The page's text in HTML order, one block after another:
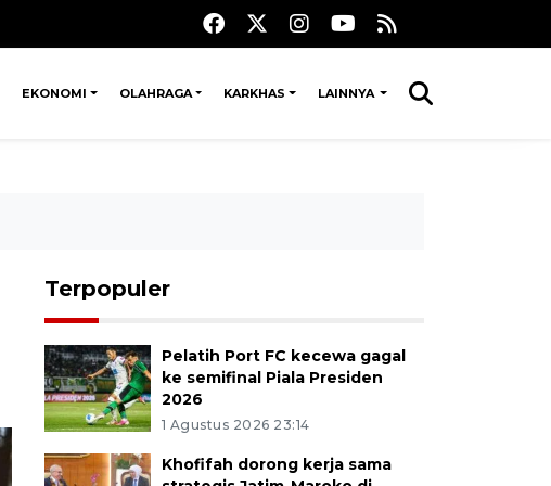
EKONOMI OLAHRAGA KARKHAS LAINNYA
Terpopuler
Pelatih Port FC kecewa gagal
ke semifinal Piala Presiden
2026
1 Agustus 2026 23:14
Khofifah dorong kerja sama